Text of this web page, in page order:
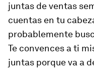
juntas de ventas
cuentas en tu
probablemente
Te convences a ti
juntas porque va a